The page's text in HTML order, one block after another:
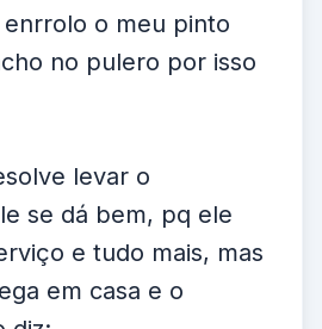
o meu pinto
no pulero por isso
levar o
se dá bem, pq ele
e tudo mais, mas
em casa e o